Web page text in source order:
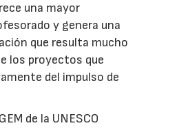
una mayor
y genera una
que resulta mucho
los proyectos que
del impulso de
de la UNESCO